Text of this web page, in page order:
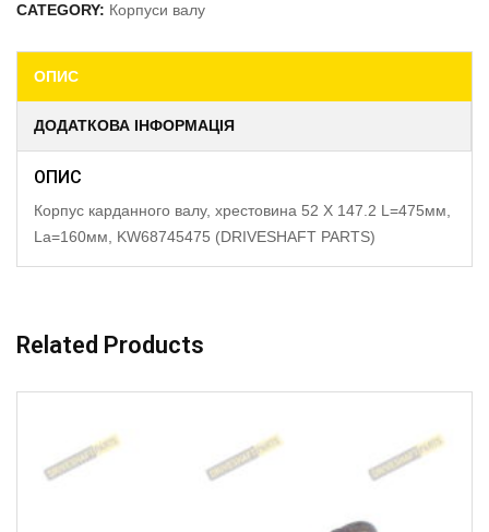
CATEGORY: Корпуси валу
ОПИС
ДОДАТКОВА ІНФОРМАЦІЯ
ОПИС
Корпус карданного валу, хрестовина 52 X 147.2 L=475мм,
La=160мм, KW68745475 (DRIVESHAFT PARTS)
Related Products